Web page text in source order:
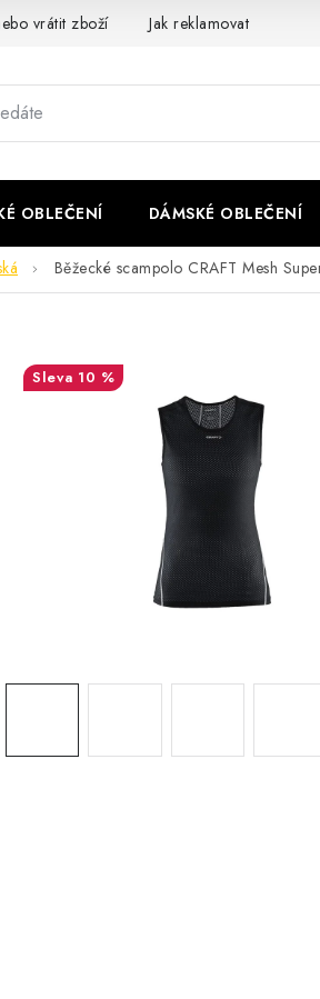
vrátit zboží Jak reklamovat
OBLEČENÍ DÁMSKÉ OBLEČENÍ
Běžecké scampolo CRAFT Mesh
10 %